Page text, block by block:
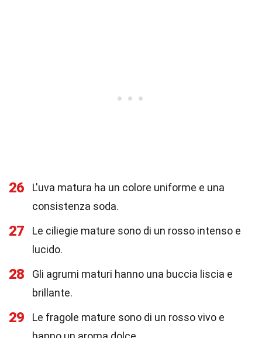
26
L'uva matura ha un colore uniforme e una
consistenza soda.
27
Le ciliegie mature sono di un rosso intenso e
lucido.
28
Gli agrumi maturi hanno una buccia liscia e
brillante.
29
Le fragole mature sono di un rosso vivo e